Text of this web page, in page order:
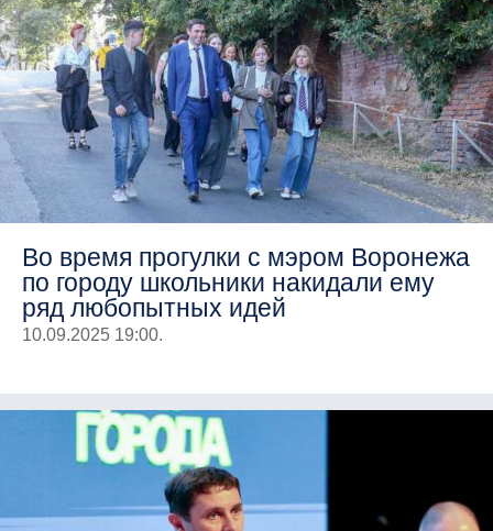
Во время прогулки с мэром Воронежа
по городу школьники накидали ему
ряд любопытных идей
10.09.2025 19:00.